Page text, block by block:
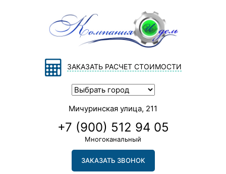
ЗАКАЗАТЬ РАСЧЕТ СТОИМОСТИ
Мичуринская улица, 211
+7 (900) 512 94 05
Многоканальный
ЗАКАЗАТЬ ЗВОНОК